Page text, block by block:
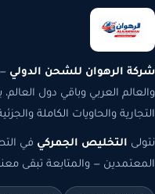
شركة الرهوان للشحن الدولي
والعالم العربي وباقي دول
التجارية والحاويات الكاملة
نتولى التخليص الجمركي في
المعتمدين — والمتابعة تبقى